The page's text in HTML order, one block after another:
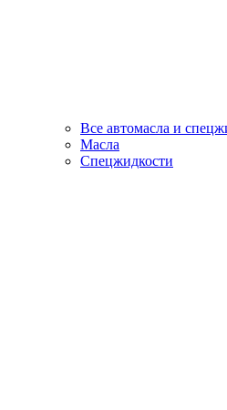
Все автомасла и
Масла
Спецжидкости